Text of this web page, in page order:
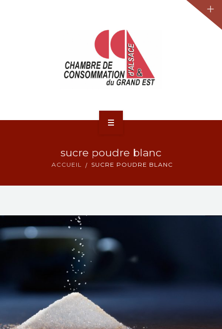
NOS ACTIONS
sucre poudre blanc
ACCUEIL SUCRE POUDRE BLANC